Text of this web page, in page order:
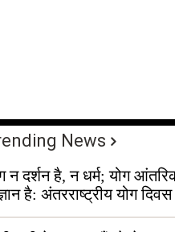
News
न दर्शन है, न धर्म; योग
है: अंतरराष्ट्रीय योग